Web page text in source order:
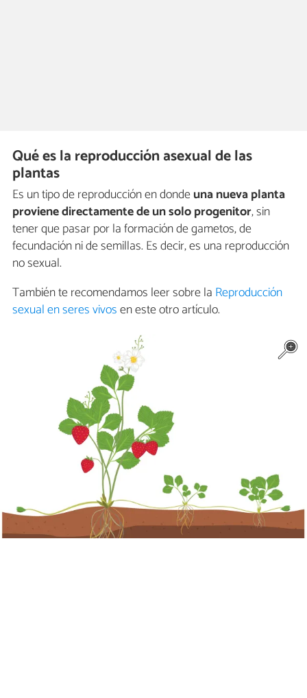
Qué es la reproducción asexual de las
plantas
Es un tipo de reproducción en dondeuna nueva planta
proviene directamente de un solo progenitor, sin
tener que pasar por la formación de gametos, de
fecundación ni de semillas. Es decir, es una reproducción
no sexual.
También te recomendamos leer sobre la Reproducción
sexual en seres vivosen este otro artículo.